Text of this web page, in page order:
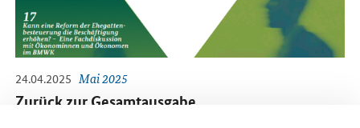
24.04.2025 Mai 2025
Zurück zur Gesamtausgabe